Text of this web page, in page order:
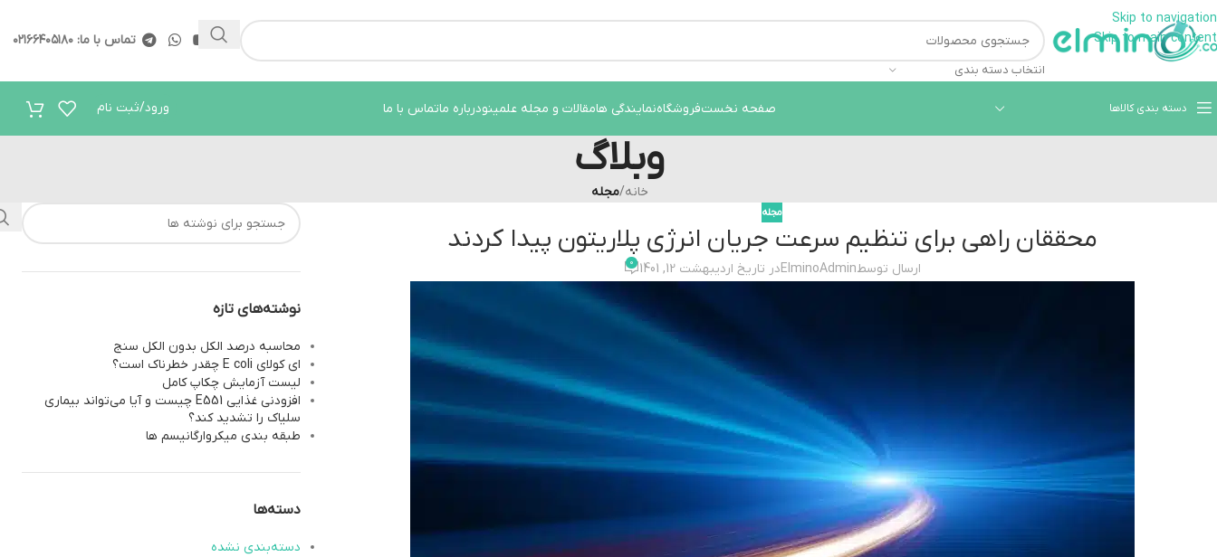
Skip to navigation
Skip to main content
انتخاب دسته بندی
تماس با ما: ۰۲۱۶۶۴۰۵۱۸۰
دسته بندی کالاها صفحه نخستفروشگاهنمایندگی هامقالات و مجله علمینودرباره ماتماس با ما ورود/ثبت نام
وبلاگ
خانه/مجله
مجله
محققان راهی برای تنظیم سرعت جریان انرژی پلاریتون پیدا کردند
ارسال توسطElminoAdminدر تاریخ اردیبهشت 12, 1401 0
نوشته‌های تازه
محاسبه درصد الکل بدون الکل سنج
ای کولای E coli چقدر خطرناک است؟
لیست آزمایش چکاپ کامل
افزودنی غذایی E551 چیست و آیا می‌تواند بیماری
سلیاک را تشدید کند؟
طبقه بندي میکروارگانیسم ها
دسته‌ها
دسته‌بندی نشده
ارتباط در واتساپ